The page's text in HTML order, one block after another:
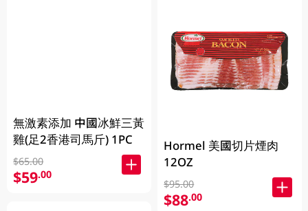
無激素添加 中國冰鮮三黃
雞(足2香港司馬斤) 1PC
$65.00
$59.00
Hormel 美國切片煙肉
12OZ
$95.00
$88.00